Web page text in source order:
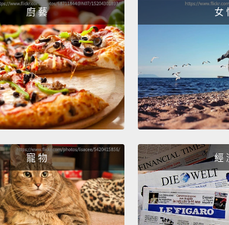
廚 藝 女
寵 物 經